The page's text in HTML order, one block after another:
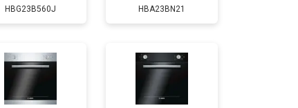
HBG23B560J HBA23BN21